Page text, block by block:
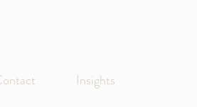
Insights